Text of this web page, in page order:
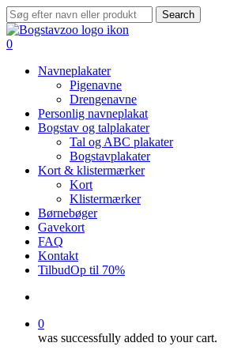
Skip
to
main
Search
Close
Search
search
0
Navneplakater
Pigenavne
Drengenavne
Personlig navneplakat
Bogstav og talplakater
Tal og ABC plakater
Bogstavplakater
Kort & klistermærker
Kort
Klistermærker
Børnebøger
Gavekort
FAQ
Kontakt
TilbudOp til 70%
0
was successfully added to your cart.